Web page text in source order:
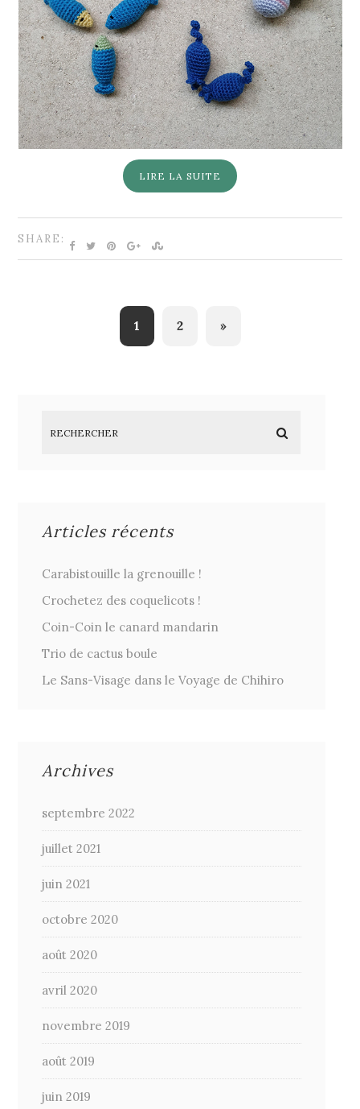
LIRE LA SUITE
SHARE:
1 2 »
Articles récents
Carabistouille la grenouille !
Crochetez des coquelicots !
Coin-Coin le canard mandarin
Trio de cactus boule
Le Sans-Visage dans le Voyage de Chihiro
Archives
septembre 2022
juillet 2021
juin 2021
octobre 2020
août 2020
avril 2020
novembre 2019
août 2019
juin 2019